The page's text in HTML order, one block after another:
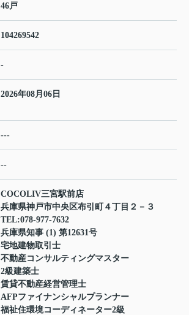
46戸
104269542
-
2026年08月06日
---
--
COCOLIV三宮駅前店
兵庫県神戸市中央区布引町４丁目２－３
TEL:078-977-7632
兵庫県知事 (1) 第12631号
宅地建物取引士
不動産コンサルティングマスター
2級建築士
賃貸不動産経営管理士
AFPファイナンシャルプランナー
福祉住環境コーディネーター2級